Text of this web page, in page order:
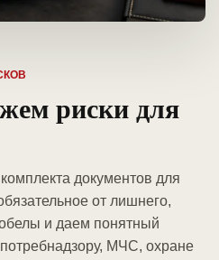
риски для
документов для
от лишнего,
и даем понятный
МЧС, охране